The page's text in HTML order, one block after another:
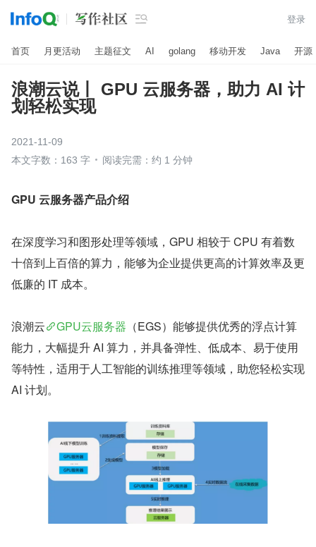
 登录
首页 月更活动 主题征文 AI golang 移动开发 Java 开源
浪潮云说丨 GPU 云服务器，助力 AI 计
划轻松实现
2021-11-09
本文字数：163 字
阅读完需：约 1 分钟
GPU 云服务器产品介绍
在深度学习和图形处理等领域，GPU 相较于 CPU 有着数
十倍到上百倍的算力，能够为企业提供更高的计算效率及更
低廉的 IT 成本。
浪潮云 GPU云服务器 （EGS）能够提供优秀的浮点计算
能力，大幅提升 AI 算力，并具备弹性、低成本、易于使用
等特性，适用于人工智能的训练推理等领域，助您轻松实现
AI 计划。